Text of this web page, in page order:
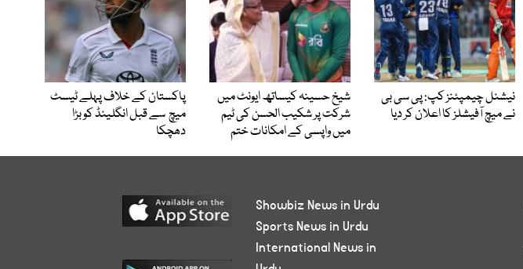
نیشنل چیمپئنز کپ: پی سی بی
نے میچ آفیشلز کا اعلان کر دیا
شیخ حسینہ کیساتھ ایونٹ میں
شرکت پر شکیب الحسن کی ٹیم
میں واپسی کے امکانات ختم
پاکستان کے خلاف پہلے ٹیسٹ
میچ سے قبل انگلینڈ کو بڑا
دھچکا
Showbiz News in Urdu
Sports News in Urdu
International News in